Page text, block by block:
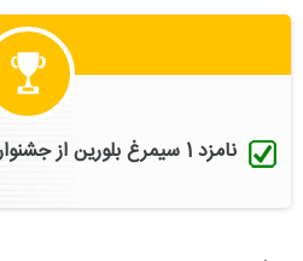
پرورش،بیژن امکانیانومحبوبه بیاترا
فریدون جیرانی در
گذراند و در تولید اثر مهمی حضور داشته
این سال، فعالیت درفیلم خفه‌گیبه نامزد 1 سیمرغ بلورین از جشنواره فیلم فجر